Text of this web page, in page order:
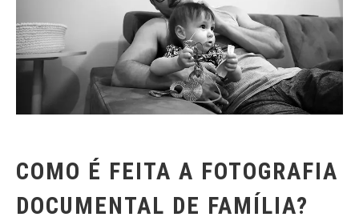
COMO É FEITA A FOTOGRAFIA
DOCUMENTAL DE FAMÍLIA?